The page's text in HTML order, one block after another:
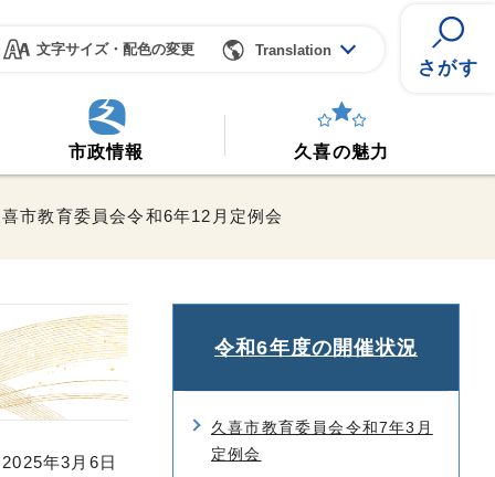
文字サイズ・配色の変更 Translation
さがす
市政情報 久喜の魅力
市教育委員会令和6年12月定例会
年3月6日
令和6年度の開催状況
久喜市教育委員会令和7年3月
定例会